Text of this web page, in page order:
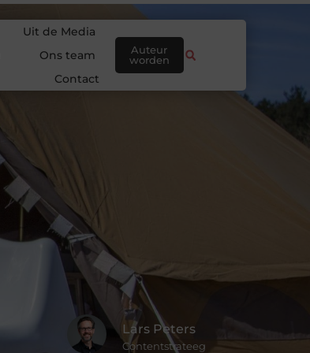
Uit de Media
Ons team
Contact
Auteur
worden
Lars Peters
Contentstrateeg